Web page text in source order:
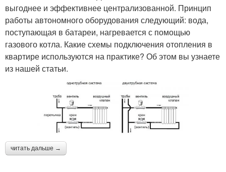
выгоднее и эффективнее централизованной. Принцип
работы автономного оборудования следующий: вода,
поступающая в батареи, нагревается с помощью
газового котла. Какие схемы подключения отопления в
квартире используются на практике? Об этом вы узнаете
из нашей статьи.
читать дальше →